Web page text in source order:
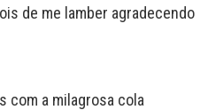
de me lamber agradecendo
com a milagrosa cola